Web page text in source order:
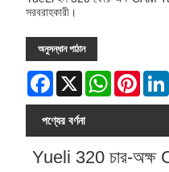
সরবরাহকারী।
অনুসন্ধান পাঠান
Facebook
X WhatsApp
পণ্যের বর্ণনা
Yueli 320 চার-অক্ষ